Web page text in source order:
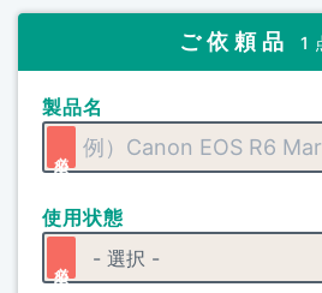
ご依頼品 1
製品名
使用状態